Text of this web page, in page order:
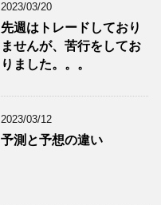
2023/03/20
先週はトレードしており
ませんが、苦行をしてお
りました。。。
2023/03/12
予測と予想の違い